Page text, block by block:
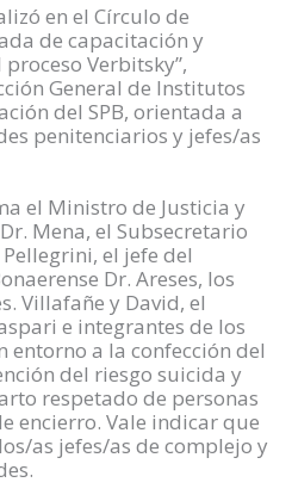
en el Círculo de
de capacitación y
Verbitsky”,
General de Institutos
del SPB, orientada a
penitenciarios y jefes/as
el Ministro de Justicia y
Mena, el Subsecretario
el jefe del
Dr. Areses, los
Villafañe y David, el
e integrantes de los
a la confección del
del riesgo suicida y
respetado de personas
encierro. Vale indicar que
as jefes/as de complejo y